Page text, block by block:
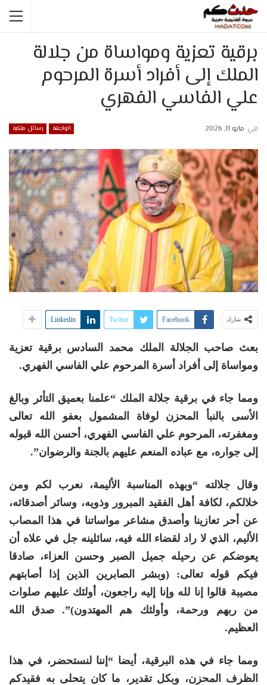
برقية تعزية ومواساة من جلالة
الملك إلى أفراد أسرة المرحوم
علي الفاسي الفهري
الواجهة رسائل ملكية في مايو 11, 2026
شارك Facebook
Twitter
Linkedin
بعث صاحب الجلالة الملك محمد السادس برقية تعزية
ومواساة إلى أفراد أسرة المرحوم علي الفاسي الفهري.
ومما جاء في برقية جلالة الملك “علمنا بعميق التأثر وبالغ
الأسى بالنبأ المحزن لوفاة المشمول بعفو الله تعالى
ومغفرته، المرحوم علي الفاسي الفهري، أحسن الله قبوله
إلى جواره، مع عباده المنعم عليهم بالجنة والرضوان”.
وقال جلالته “وبهذه المناسبة الأليمة، نعرب لكم ومن
خلالكم، لكافة أهل الفقيد المبرور وذويه، وسائر أصدقائه،
عن أحر تعازينا وأصدق مشاعر مواساتنا في هذا المصاب
الأليم، الذي لا راد لقضاء الله فيه، سائلينه جل في علاه أن
يعوضكم عن رحيله جميل الصبر وحسن العزاء، صادقا
فيكم قوله تعالى: (وبشر الصابرين الذين إذا أصابتهم
مصيبة قالوا إنا لله وإنا إليه راجعون، أولئك عليهم صلوات
من ربهم ورحمة، وأولئك هم المهتدون)”. صدق الله
العظيم.
ومما جاء في هذه البرقية، أيضا “إننا لنستحضر، في هذا
الظرف المحزن، وبكل تقدير، ما كان يتحلى به فقيدكم